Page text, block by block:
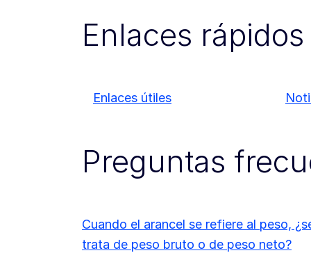
Enlaces rápidos
Enlaces útiles
Preguntas
Cuando el arancel se refiere al peso,
trata de peso bruto o de peso neto?